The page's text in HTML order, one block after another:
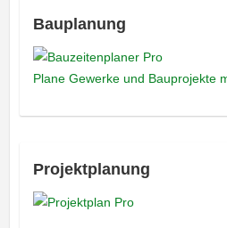
Bauplanung
Plane Gewerke und Bauprojekte
Projektplanung